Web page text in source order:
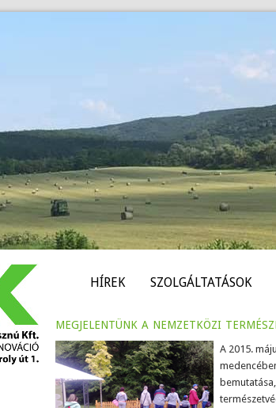
HÍREK SZOLGÁLTATÁSOK
megjelentünk a nemzetközi
A 2015.